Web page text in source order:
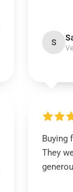
S
Buying
They